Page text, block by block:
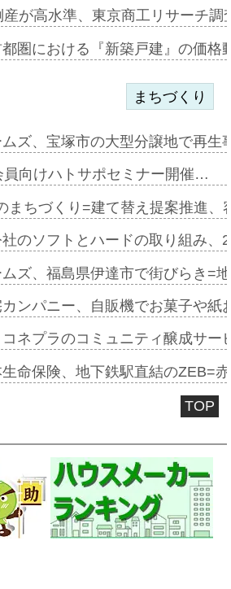
産が高水準、東京商工リサーチ
圏における『新築戸建』の価
まちづくり
ズ、宝塚市の大型分譲地で再
員向けハトサポセミナー開催…
まちづくり=建て替え提案推進
のソフトとハードの取り組み
ズ、福島県伊達市で街びらき=
ンパニー、自販機でお菓子や
コネプラのコミュニティ醸成サ
命保険、地下鉄駅直結のZEB=
TOP